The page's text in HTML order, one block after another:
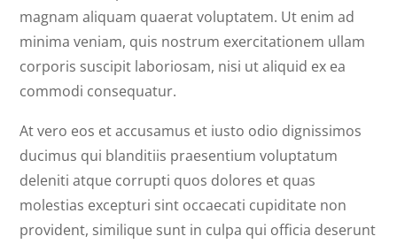
magnam aliquam quaerat voluptatem. Ut enim ad
minima veniam, quis nostrum exercitationem ullam
corporis suscipit laboriosam, nisi ut aliquid ex ea
commodi consequatur.
At vero eos et accusamus et iusto odio dignissimos
ducimus qui blanditiis praesentium voluptatum
deleniti atque corrupti quos dolores et quas
molestias excepturi sint occaecati cupiditate non
provident, similique sunt in culpa qui officia deserunt